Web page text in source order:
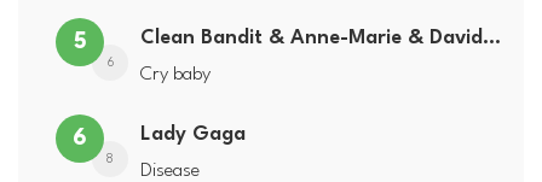
5
6
Clean Bandit & Anne-Marie & David Guetta
Cry baby
6
8
Lady Gaga
Disease